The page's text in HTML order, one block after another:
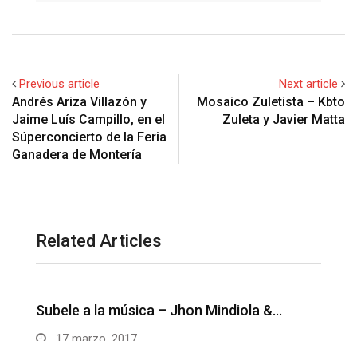
Previous article
Andrés Ariza Villazón y
Jaime Luís Campillo, en el
Súperconcierto de la Feria
Ganadera de Montería
Next article
Mosaico Zuletista – Kbto
Zuleta y Javier Matta
Related Articles
Unos besitos ricos – Juanse Rivero y
Juank…